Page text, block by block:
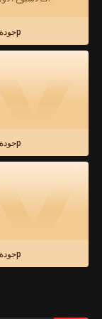
31
جودة عالية 1080p
جودة عالية 1080p
جودة عالية 1080p